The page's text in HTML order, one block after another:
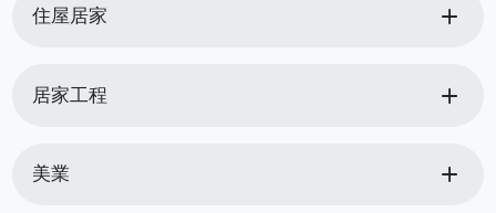
住屋居家 add
居家工程 add
美業 add